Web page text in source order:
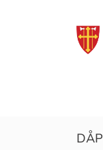
DÅP